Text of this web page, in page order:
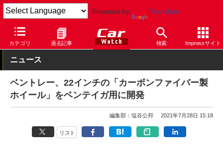
Powered by Translate
カテゴリ 過去記事 検索 Impressサイト
Car Watch 自動車 ベントレー ベンテイガ
ニュース
ベントレー、22インチの「カーボンファイバー製
ホイール」をベンテイガ用に開発
編集部：塩谷公邦 2021年7月28日 15:18
リスト